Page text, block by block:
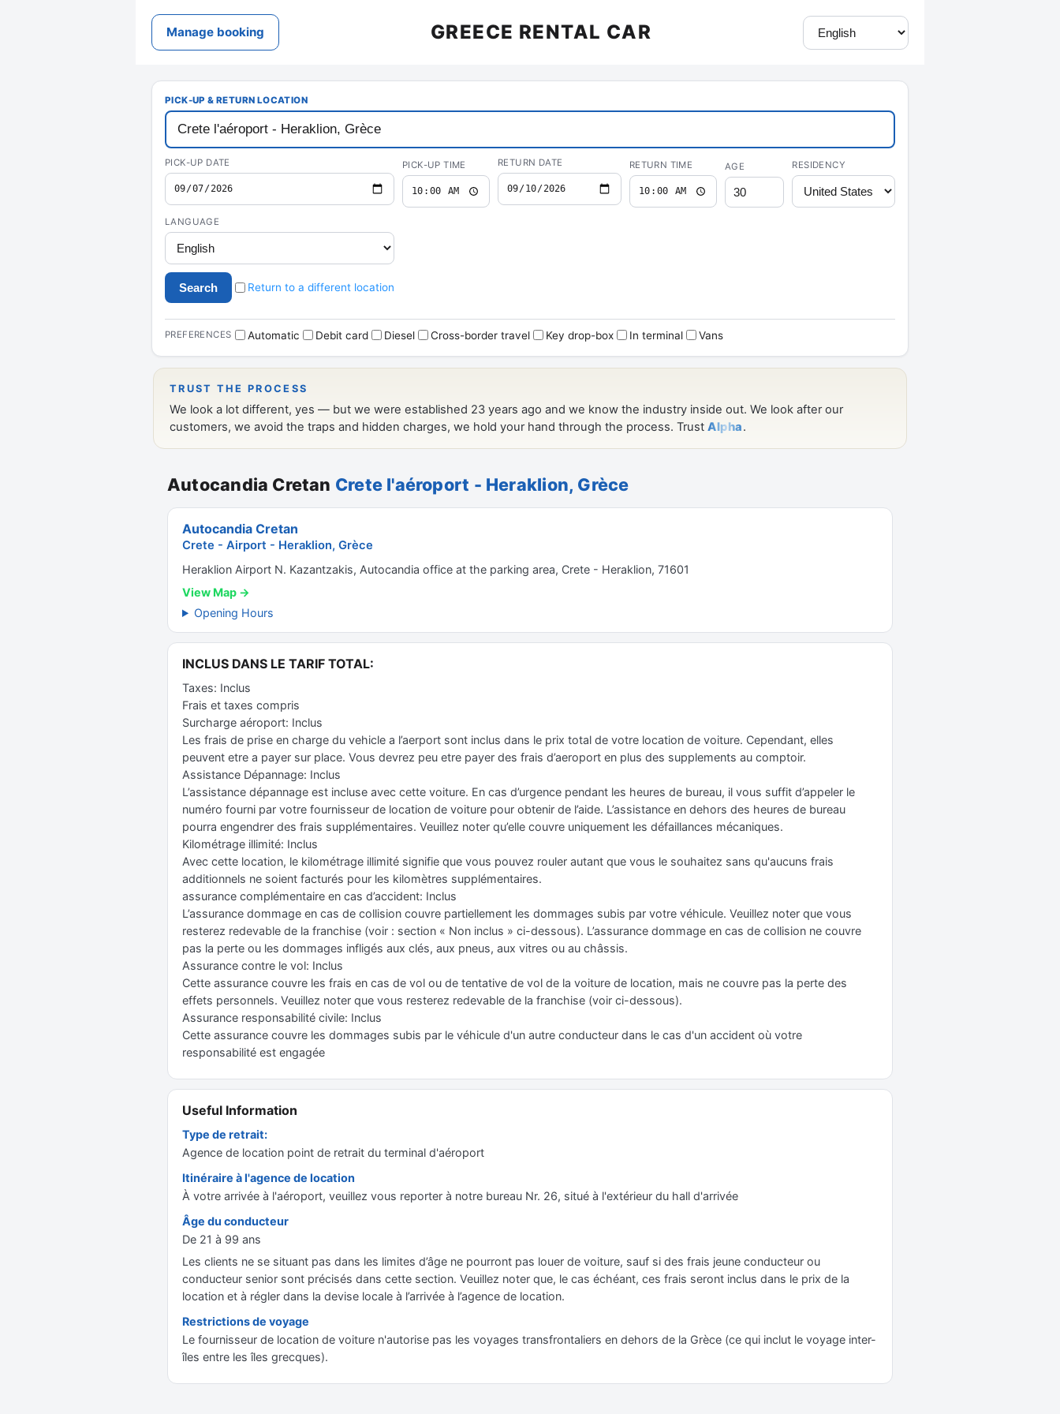
Autocandia Cretan Crete l'aéroport - Heraklion, Grèce
Autocandia Cretan
Crete - Airport - Heraklion, Grèce
Heraklion Airport N. Kazantzakis, Autocandia office at the parking area, Crete - Heraklion, 71601
View Map →
Opening Hours
INCLUS DANS LE TARIF TOTAL:
Taxes: Inclus
Frais et taxes compris
Surcharge aéroport: Inclus
Les frais de prise en charge du vehicle a l’aerport sont inclus dans le prix total de votre location de voiture. Cependant, elles
peuvent etre a payer sur place. Vous devrez peu etre payer des frais d’aeroport en plus des supplements au comptoir.
Assistance Dépannage: Inclus
L’assistance dépannage est incluse avec cette voiture. En cas d’urgence pendant les heures de bureau, il vous suffit d’appeler le
numéro fourni par votre fournisseur de location de voiture pour obtenir de l’aide. L’assistance en dehors des heures de bureau
pourra engendrer des frais supplémentaires. Veuillez noter qu’elle couvre uniquement les défaillances mécaniques.
Kilométrage illimité: Inclus
Avec cette location, le kilométrage illimité signifie que vous pouvez rouler autant que vous le souhaitez sans qu'aucuns frais
additionnels ne soient facturés pour les kilomètres supplémentaires.
assurance complémentaire en cas d’accident: Inclus
L’assurance dommage en cas de collision couvre partiellement les dommages subis par votre véhicule. Veuillez noter que vous
resterez redevable de la franchise (voir : section « Non inclus » ci-dessous). L’assurance dommage en cas de collision ne couvre
pas la perte ou les dommages infligés aux clés, aux pneus, aux vitres ou au châssis.
Assurance contre le vol: Inclus
Cette assurance couvre les frais en cas de vol ou de tentative de vol de la voiture de location, mais ne couvre pas la perte des
effets personnels. Veuillez noter que vous resterez redevable de la franchise (voir ci-dessous).
Assurance responsabilité civile: Inclus
Cette assurance couvre les dommages subis par le véhicule d'un autre conducteur dans le cas d'un accident où votre
responsabilité est engagée
Useful Information
Type de retrait:
Agence de location point de retrait du terminal d'aéroport
Itinéraire à l'agence de location
À votre arrivée à l'aéroport, veuillez vous reporter à notre bureau Nr. 26, situé à l'extérieur du hall d'arrivée
Âge du conducteur
De 21 à 99 ans
Les clients ne se situant pas dans les limites d’âge ne pourront pas louer de voiture, sauf si des frais jeune conducteur ou
conducteur senior sont précisés dans cette section. Veuillez noter que, le cas échéant, ces frais seront inclus dans le prix de la
location et à régler dans la devise locale à l’arrivée à l’agence de location.
Restrictions de voyage
Le fournisseur de location de voiture n'autorise pas les voyages transfrontaliers en dehors de la Grèce (ce qui inclut le voyage inter-
îles entre les îles grecques).